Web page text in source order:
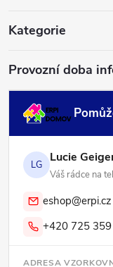
Kategorie
Provozní doba
LG Lucie
Váš rádce na
eshop@erpi.cz
+420 725
ADRESA